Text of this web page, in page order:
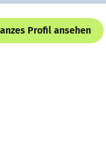
Profil ansehen